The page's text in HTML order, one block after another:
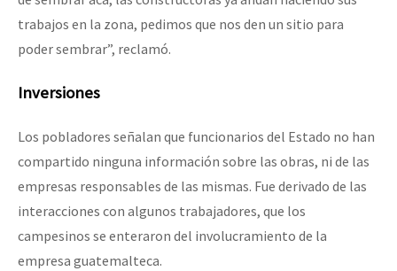
trabajos en la zona, pedimos que nos den un sitio para
poder sembrar”, reclamó.
Inversiones
Los pobladores señalan que funcionarios del Estado no han
compartido ninguna información sobre las obras, ni de las
empresas responsables de las mismas. Fue derivado de las
interacciones con algunos trabajadores, que los
campesinos se enteraron del involucramiento de la
empresa guatemalteca.